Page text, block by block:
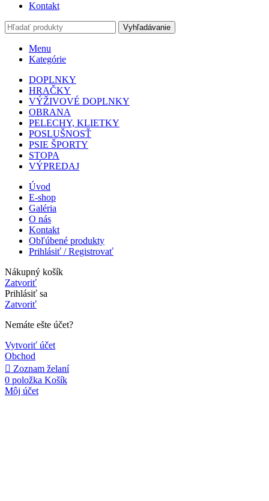
Kontakt
Vyhľadávanie
Menu
Kategórie
DOPLNKY
HRAČKY
VÝŽIVOVÉ DOPLNKY
OBRANA
PELECHY, KLIETKY
POSLUŠNOSŤ
PSIE ŠPORTY
STOPA
VÝPREDAJ
Úvod
E-shop
Galéria
O nás
Kontakt
Obľúbené produkty
Prihlásiť / Registrovať
Nákupný košík
Zatvoriť
Prihlásiť sa
Zatvoriť
Nemáte ešte účet?
Vytvoriť účet
Obchod
Zoznam želaní
0 položka Košík
Môj účet